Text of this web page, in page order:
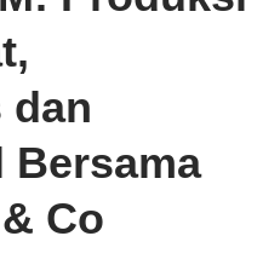
dan
Bersama
Co